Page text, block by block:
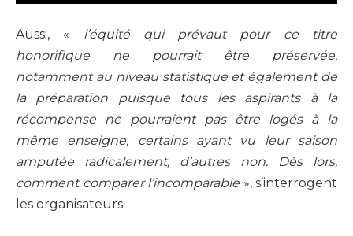
Aussi, « l’équité qui prévaut pour ce titre
honorifique ne pourrait être préservée,
notamment au niveau statistique et également de
la préparation puisque tous les aspirants à la
récompense ne pourraient pas être logés à la
même enseigne, certains ayant vu leur saison
amputée radicalement, d’autres non. Dès lors,
comment comparer l’incomparable », s’interrogent
les organisateurs.